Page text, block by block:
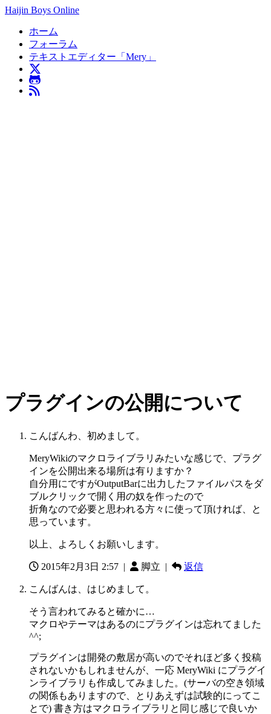
Haijin Boys Online
ホーム
フォーラム
テキストエディター「Mery」
プラグインの公開について
こんばんわ、初めまして。
MeryWikiのマクロライブラリみたいな感じで、プラグ
インを公開出来る場所は有りますか？
自分用にですがOutputBarに出力したファイルパスをダ
ブルクリックで開く用の奴を作ったので
折角なので必要と思われる方々に使って頂ければ、と
思っています。
以上、よろしくお願いします。
2015年2月3日 2:57 | 脚立 | 返信
こんばんは、はじめまして。
そう言われてみると確かに…
マクロやテーマはあるのにプラグインは忘れてました
^^;
プラグインは開発の敷居が高いのでそれほど多く投稿
されないかもしれませんが、一応 MeryWiki にプラグイ
ンライブラリも作成してみました。(サーバの空き領域
の関係もありますので、とりあえずは試験的にってこ
とで) 書き方はマクロライブラリと同じ感じで良いか